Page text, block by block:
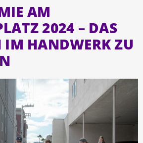
AM
2024 – DAS
IM HANDWERK ZU